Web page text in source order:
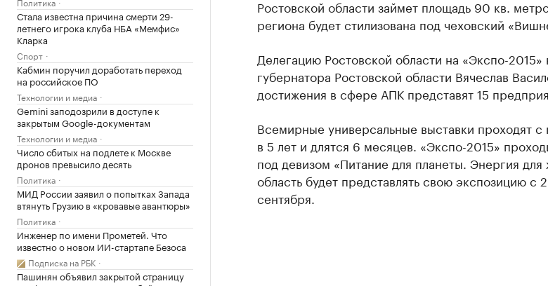
Стала известна причина смерти 29-
летнего игрока клуба НБА «Мемфис»
Кларка
Спорт
Кабмин поручил доработать переход
на российское ПО
Технологии и медиа
Gemini заподозрили в доступе к
закрытым Google-документам
Технологии и медиа
Число сбитых на подлете к Москве
дронов превысило десять
Политика
МИД России заявил о попытках Запада
втянуть Грузию в «кровавые авантюры»
Политика
Инженер по имени Прометей. Что
известно о новом ИИ-стартапе Безоса
Подписка на РБК
Пашинян объявил закрытой страницу
Ростовской области займет площадь 90 кв.
региона будет стилизована под чеховский
Делегацию Ростовской области на «Экспо-2015»
губернатора Ростовской области Вячеслав
достижения в сфере АПК представят 15
Всемирные универсальные выставки проходят с
в 5 лет и длятся 6 месяцев. «Экспо-2015»
под девизом «Питание для планеты. Энергия для
область будет представлять свою экспозицию с
сентября.